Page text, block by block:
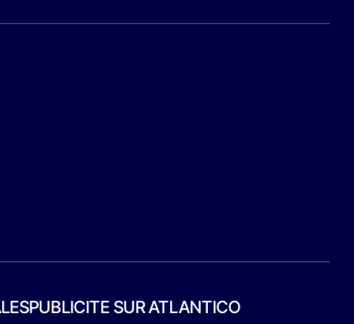
PUBLICITE SUR ATLANTICO